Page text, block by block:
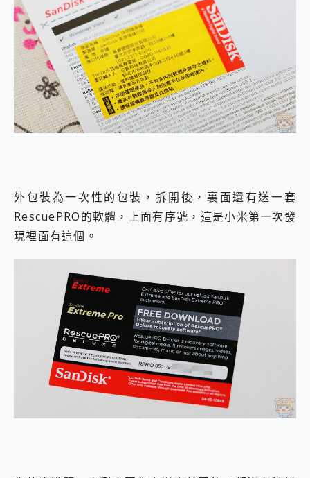
外包裝為一次性的包裝，拆開後，裏面還有送一套
RescuePRO的軟體，上面有序號，這是小米第一次發
現裡面有這個。